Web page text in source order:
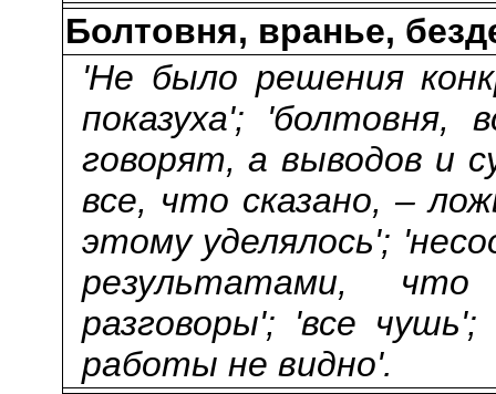
Болтовня, вранье,
'Не было решения
показуха'; 'болтовня,
говорят, а выводов и
все, что сказано, –
этому уделялось';
результатами,
разговоры'; 'все
работы не видно'.